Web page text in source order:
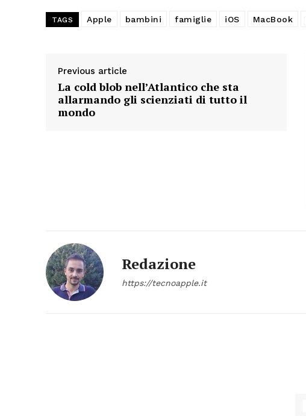
TAGS Apple bambini famiglie iOS MacBook
Previous article
La cold blob nell’Atlantico che sta
allarmando gli scienziati di tutto il
mondo
Redazione
https://tecnoapple.it